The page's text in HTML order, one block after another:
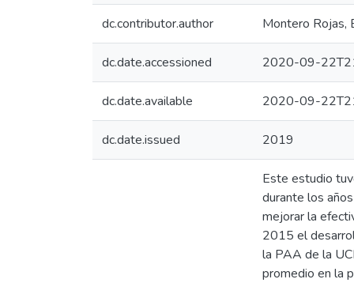
dc.contributor.author Montero Rojas,
dc.date.accessioned 2020-09-
dc.date.available 2020-09-
dc.date.issued 2019
Este estudio
durante los
mejorar la
2015 el
la PAA de la
promedio en la